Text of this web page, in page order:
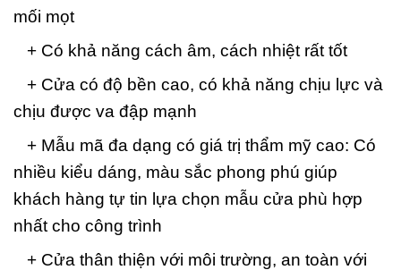
mối mọt
+ Có khả năng cách âm, cách nhiệt rất tốt
+ Cửa có độ bền cao, có khả năng chịu lực và
chịu được va đập mạnh
+ Mẫu mã đa dạng có giá trị thẩm mỹ cao: Có
nhiều kiểu dáng, màu sắc phong phú giúp
khách hàng tự tin lựa chọn mẫu cửa phù hợp
nhất cho công trình
+ Cửa thân thiện với môi trường, an toàn với